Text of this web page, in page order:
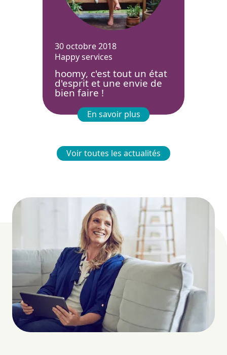
30 octobre 2018
Happy services
hoomy, c'est tout un état
d'esprit et une envie de
bien faire !
En savoir plus
Voir toutes les actualités